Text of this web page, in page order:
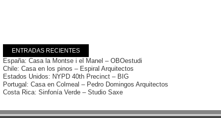
ENTRADAS RECIENTES
España: Casa la Montse i el Manel – OBOestudi
Chile: Casa en los pinos – Espiral Arquitectos
Estados Unidos: NYPD 40th Precinct – BIG
Portugal: Casa en Colmeal – Pedro Domingos Arquitectos
Costa Rica: Sinfonía Verde – Studio Saxe